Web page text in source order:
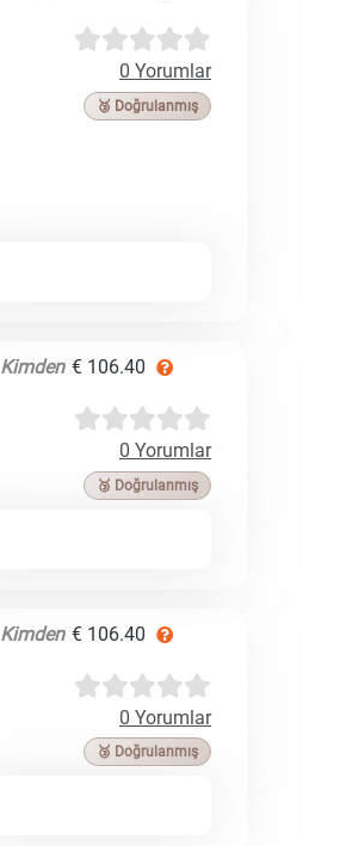
0 Yorumlar
🥉 Doğrulanmış
Kimden € 106.40
0 Yorumlar
🥉 Doğrulanmış
Kimden € 106.40
0 Yorumlar
🥉 Doğrulanmış